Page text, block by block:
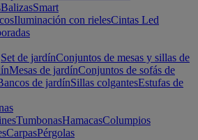
BalizasSmart
Iluminación con rielesCintas Led
Set de jardínConjuntos de mesas y sillas de
Mesas de jardínConjuntos de sofás de
de jardínSillas colgantesEstufas de
TumbonasHamacasColumpios
CarpasPérgolas